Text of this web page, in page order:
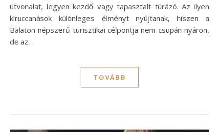
útvonalat, legyen kezdő vagy tapasztalt túrázó. Az ilyen
kiruccanások különleges élményt nyújtanak, hiszen a
Balaton népszerű turisztikai célpontja nem csupán nyáron,
de az…
TOVÁBB